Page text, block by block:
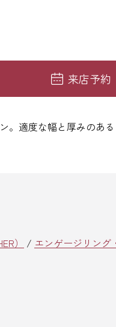
来店予約
。適度な幅と厚みのあ
） / エンゲージリング